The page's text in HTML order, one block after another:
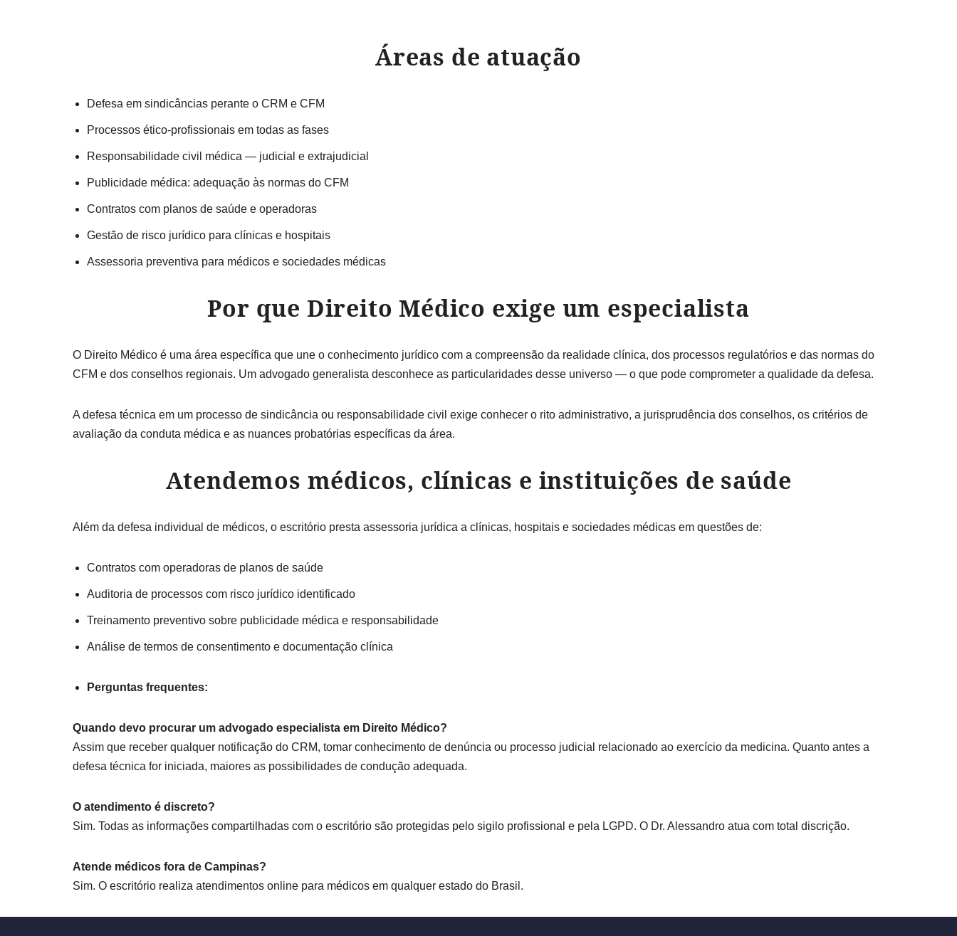
Áreas de atuação
Defesa em sindicâncias perante o CRM e CFM
Processos ético-profissionais em todas as fases
Responsabilidade civil médica — judicial e extrajudicial
Publicidade médica: adequação às normas do CFM
Contratos com planos de saúde e operadoras
Gestão de risco jurídico para clínicas e hospitais
Assessoria preventiva para médicos e sociedades médicas
Por que Direito Médico exige um especialista
O Direito Médico é uma área específica que une o conhecimento jurídico com a compreensão da realidade clínica, dos processos regulatórios e das normas do
CFM e dos conselhos regionais. Um advogado generalista desconhece as particularidades desse universo — o que pode comprometer a qualidade da defesa.
A defesa técnica em um processo de sindicância ou responsabilidade civil exige conhecer o rito administrativo, a jurisprudência dos conselhos, os critérios de
avaliação da conduta médica e as nuances probatórias específicas da área.
Atendemos médicos, clínicas e instituições de saúde
Além da defesa individual de médicos, o escritório presta assessoria jurídica a clínicas, hospitais e sociedades médicas em questões de:
Contratos com operadoras de planos de saúde
Auditoria de processos com risco jurídico identificado
Treinamento preventivo sobre publicidade médica e responsabilidade
Análise de termos de consentimento e documentação clínica
Perguntas frequentes:
Quando devo procurar um advogado especialista em Direito Médico?
Assim que receber qualquer notificação do CRM, tomar conhecimento de denúncia ou processo judicial relacionado ao exercício da medicina. Quanto antes a
defesa técnica for iniciada, maiores as possibilidades de condução adequada.
O atendimento é discreto?
Sim. Todas as informações compartilhadas com o escritório são protegidas pelo sigilo profissional e pela LGPD. O Dr. Alessandro atua com total discrição.
Atende médicos fora de Campinas?
Sim. O escritório realiza atendimentos online para médicos em qualquer estado do Brasil.